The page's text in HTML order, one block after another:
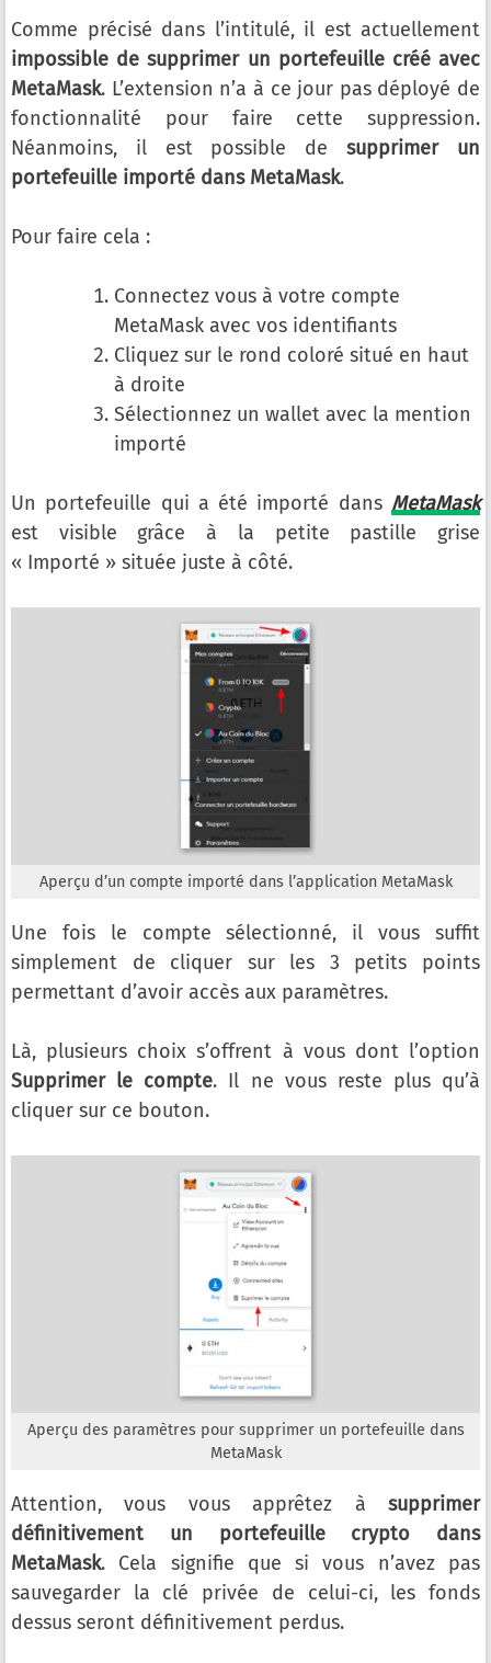
Comme précisé dans l’intitulé, il est actuellement
impossible de supprimer un portefeuille créé avec
MetaMask. L’extension n’a à ce jour pas déployé de
fonctionnalité pour faire cette suppression.
Néanmoins, il est possible desupprimer un
portefeuille importé dans MetaMask.
Pour faire cela :
Connectez vous à votre compte
MetaMask avec vos identifiants
Cliquez sur le rond coloré situé en haut
à droite
Sélectionnez un wallet avec la mention
importé
Un portefeuille qui a été importé dans MetaMask
est visible grâce à la petite pastille grise
« Importé » située juste à côté.
Aperçu d’un compte importé dans l’application MetaMask
Une fois le compte sélectionné, il vous suffit
simplement de cliquer sur les 3 petits points
permettant d’avoir accès aux paramètres.
Là, plusieurs choix s’offrent à vous dont l’option
Supprimer le compte. Il ne vous reste plus qu’à
cliquer sur ce bouton.
Aperçu des paramètres pour supprimer un portefeuille dans
MetaMask
Attention, vous vous apprêtez à supprimer
définitivement un portefeuille crypto dans
MetaMask. Cela signifie que si vous n’avez pas
sauvegarder la clé privée de celui-ci, les fonds
dessus seront définitivement perdus.